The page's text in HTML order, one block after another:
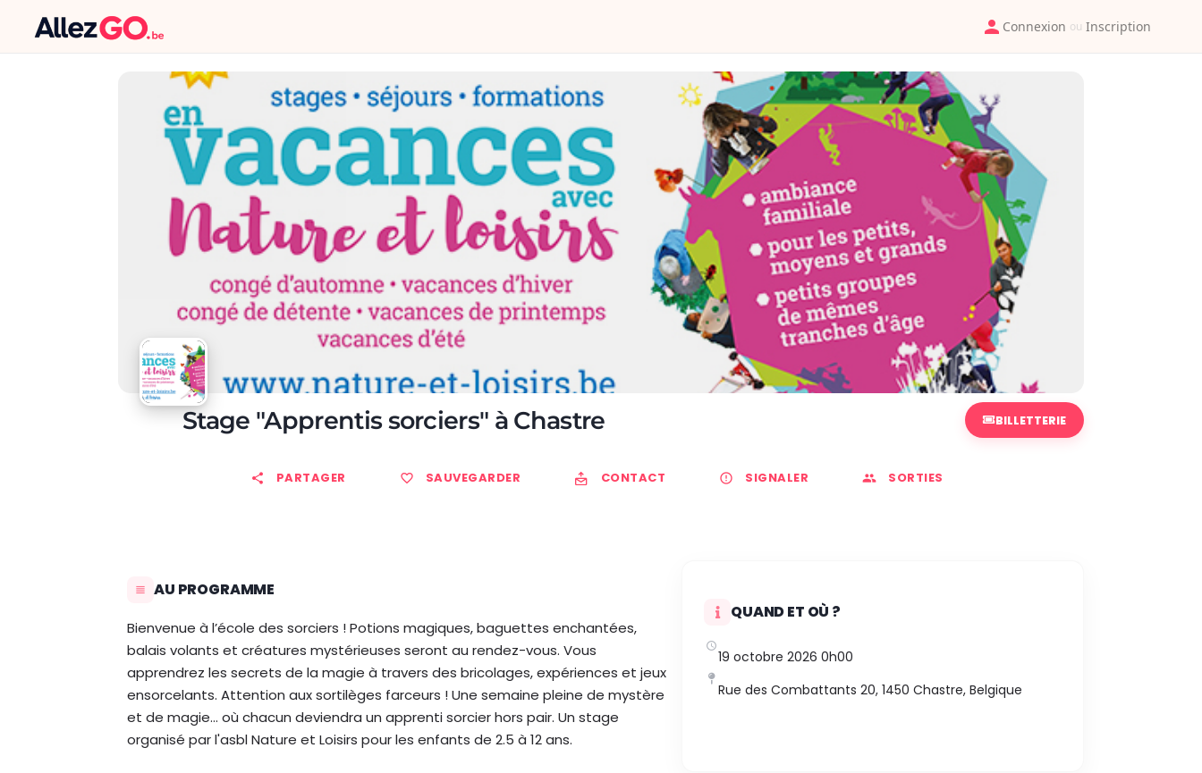
Connexion ou Inscription
Stage "Apprentis sorciers" à Chastre BILLETTERIE
PARTAGER SAUVEGARDER CONTACT SIGNALER SORTIES
AU PROGRAMME
Bienvenue à l’école des sorciers ! Potions magiques, baguettes enchantées,
balais volants et créatures mystérieuses seront au rendez-vous. Vous
apprendrez les secrets de la magie à travers des bricolages, expériences et jeux
ensorcelants. Attention aux sortilèges farceurs ! Une semaine pleine de mystère
et de magie… où chacun deviendra un apprenti sorcier hors pair. Un stage
organisé par l'asbl Nature et Loisirs pour les enfants de 2.5 à 12 ans.
QUAND ET OÙ ?
19 octobre 2026 0h00
Rue des Combattants 20, 1450 Chastre, Belgique